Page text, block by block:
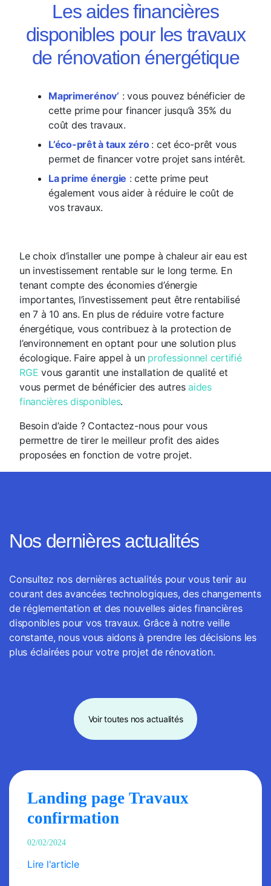
Les aides financières
disponibles pour les travaux
de rénovation énergétique
Maprimerénov’ : vous pouvez bénéficier de
cette prime pour financer jusqu’à 35% du
coût des travaux.
L’éco-prêt à taux zéro : cet éco-prêt vous
permet de financer votre projet sans intérêt.
La prime énergie : cette prime peut
également vous aider à réduire le coût de
vos travaux.
Le choix d’installer une pompe à chaleur air eau est
un investissement rentable sur le long terme. En
tenant compte des économies d’énergie
importantes, l’investissement peut être rentabilisé
en 7 à 10 ans. En plus de réduire votre facture
énergétique, vous contribuez à la protection de
l’environnement en optant pour une solution plus
écologique. Faire appel à un professionnel certifié
RGE vous garantit une installation de qualité et
vous permet de bénéficier des autresaides
financières disponibles.
Besoin d’aide ? Contactez-nous pour vous
permettre de tirer le meilleur profit des aides
proposées en fonction de votre projet.
Nos dernières actualités
Consultez nos dernières actualités pour vous tenir au
courant des avancées technologiques, des changements
de réglementation et des nouvelles aides financières
disponibles pour vos travaux. Grâce à notre veille
constante, nous vous aidons à prendre les décisions les
plus éclairées pour votre projet de rénovation.
Voir toutes nos actualités
Landing page Travaux
confirmation
02/02/2024
Lire l'article